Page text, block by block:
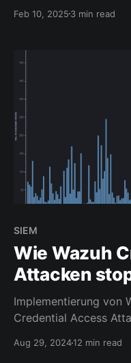
Feb 10, 2025 3 min read
SIEM
Wie Wazuh
Attacken
Implementierung von
Credential Access
optimierte
Aug 29, 202412 min read